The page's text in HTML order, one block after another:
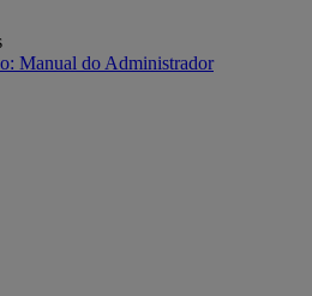
Manual do Administrador